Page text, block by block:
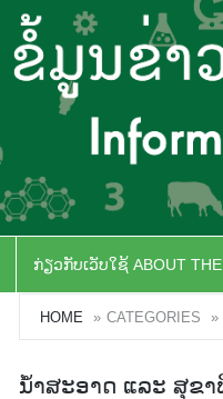
ກ່ຽວກັບເວັບໃຊ້ ABOUT
HOME CATEGORIES
ນໍ້າສະອາດ ແລະ ສຸຂາ